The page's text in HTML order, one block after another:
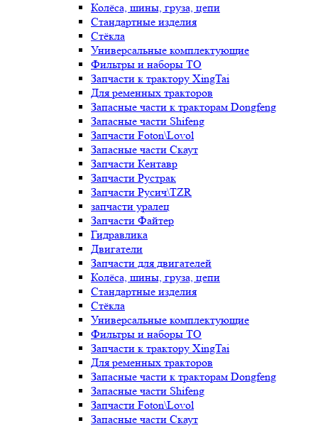
Колёса, шины, груза, цепи
Стандартные изделия
Стёкла
Универсальные комплектующие
Фильтры и наборы ТО
Запчасти к трактору XingTai
Для ременных тракторов
Запасные части к тракторам Dongfeng
Запасные части Shifeng
Запчасти Foton\Lovol
Запасные части Скаут
Запчасти Кентавр
Запчасти Рустрак
Запчасти Русич\TZR
запчасти уралец
Запчасти Файтер
Гидравлика
Двигатели
Запчасти для двигателей
Колёса, шины, груза, цепи
Стандартные изделия
Стёкла
Универсальные комплектующие
Фильтры и наборы ТО
Запчасти к трактору XingTai
Для ременных тракторов
Запасные части к тракторам Dongfeng
Запасные части Shifeng
Запчасти Foton\Lovol
Запасные части Скаут